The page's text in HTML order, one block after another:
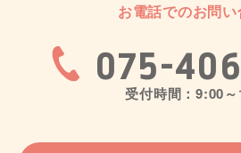
お電話でのお問
075-
受付時間：9:00